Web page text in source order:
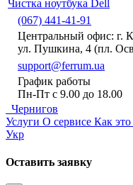
Чистка ноутбука Dell
(067) 441-41-91
Центральный офис: г.
ул. Пушкина, 4 (пл.
support@ferrum.ua
График работы
Пн-Пт с 9.00 до 18.00
Чернигов
Услуги О сервисе Как это
Укр
Оставить заявку